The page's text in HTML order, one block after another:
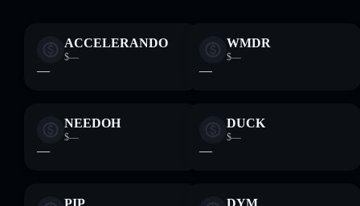
ACCELERANDO
$—
—
WMDR
$—
—
NEEDOH
$—
—
DUCK
$—
—
PIP DYM